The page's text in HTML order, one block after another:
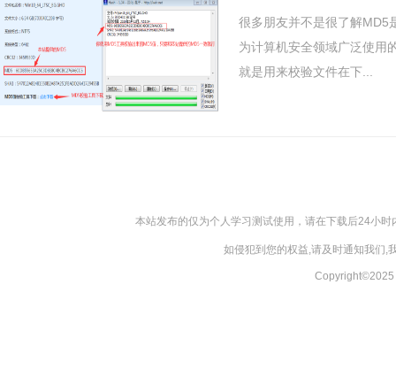
很多朋友并不是很了解MD5
为计算机安全领域广泛使用
就是用来校验文件在下...
本站发布的仅为个人学习测试使用，请在下载后24小
如侵犯到您的权益,请及时通知我们,
Copyright©2025